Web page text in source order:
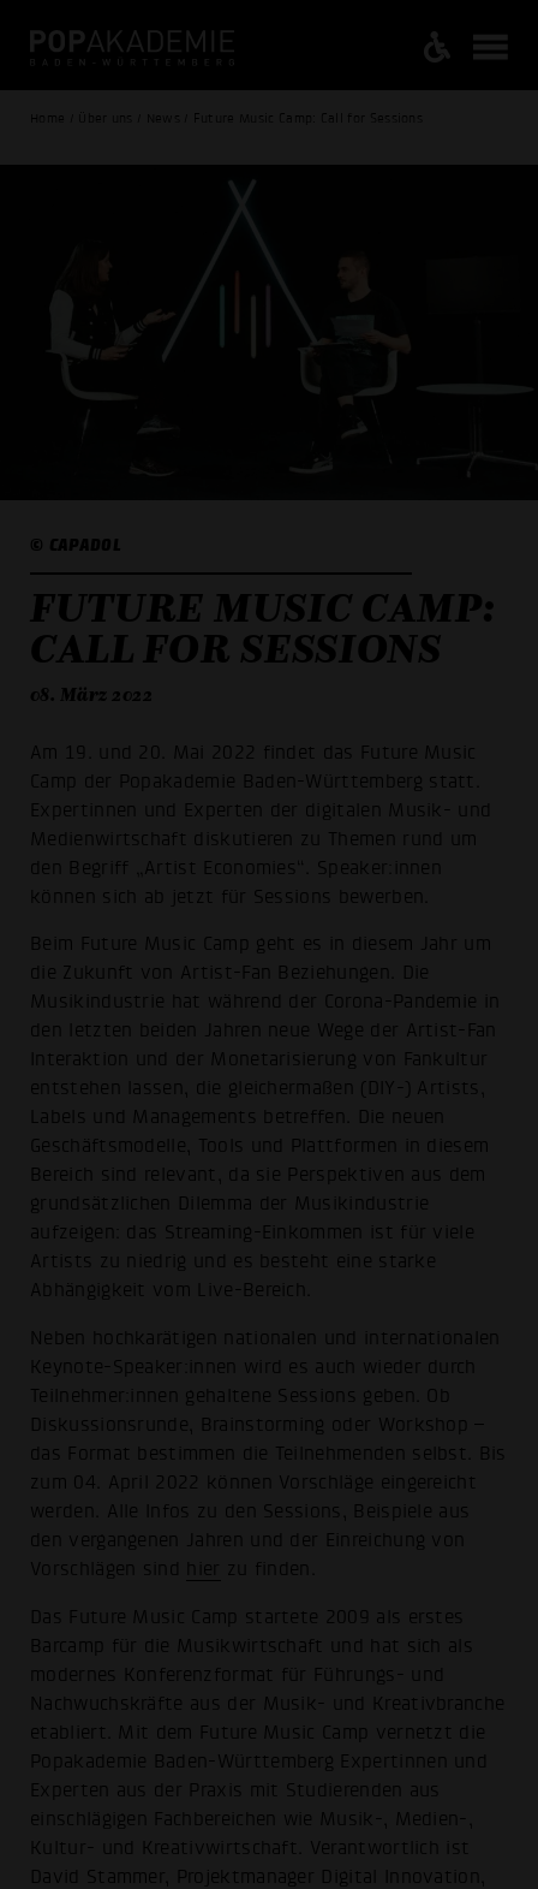
Home / Über uns / News / Future Music Camp: Call for Sessions
© CAPADOL
FUTURE MUSIC CAMP:
CALL FOR SESSIONS
08. März 2022
Am 19. und 20. Mai 2022 findet das Future Music
Camp der Popakademie Baden-Württemberg statt.
Expertinnen und Experten der digitalen Musik- und
Medienwirtschaft diskutieren zu Themen rund um
den Begriff „Artist Economies“. Speaker:innen
können sich ab jetzt für Sessions bewerben.
Beim Future Music Camp geht es in diesem Jahr um
die Zukunft von Artist-Fan Beziehungen. Die
Musikindustrie hat während der Corona-Pandemie in
den letzten beiden Jahren neue Wege der Artist-Fan
Interaktion und der Monetarisierung von Fankultur
entstehen lassen, die gleichermaßen (DIY-) Artists,
Labels und Managements betreffen. Die neuen
Geschäftsmodelle, Tools und Plattformen in diesem
Bereich sind relevant, da sie Perspektiven aus dem
grundsätzlichen Dilemma der Musikindustrie
aufzeigen: das Streaming-Einkommen ist für viele
Artists zu niedrig und es besteht eine starke
Abhängigkeit vom Live-Bereich.
Neben hochkarätigen nationalen und internationalen
Keynote-Speaker:innen wird es auch wieder durch
Teilnehmer:innen gehaltene Sessions geben. Ob
Diskussionsrunde, Brainstorming oder Workshop –
das Format bestimmen die Teilnehmenden selbst. Bis
zum 04. April 2022 können Vorschläge eingereicht
werden. Alle Infos zu den Sessions, Beispiele aus
den vergangenen Jahren und der Einreichung von
Vorschlägen sind
hier zu finden.
Das Future Music Camp startete 2009 als erstes
Barcamp für die Musikwirtschaft und hat sich als
modernes Konferenzformat für Führungs- und
Nachwuchskräfte aus der Musik- und Kreativbranche
etabliert. Mit dem Future Music Camp vernetzt die
Popakademie Baden-Württemberg Expertinnen und
Experten aus der Praxis mit Studierenden aus
einschlägigen Fachbereichen wie Musik-, Medien-,
Kultur- und Kreativwirtschaft. Verantwortlich ist
David Stammer, Projektmanager Digital Innovation,